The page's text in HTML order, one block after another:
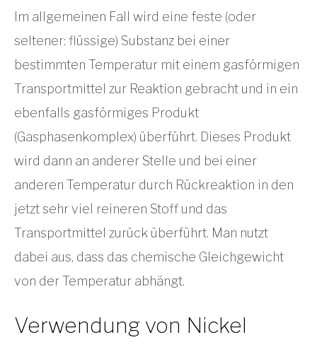
Im allgemeinen Fall wird eine feste (oder
seltener: flüssige) Substanz bei einer
bestimmten Temperatur mit einem gasförmigen
Transportmittel zur Reaktion gebracht und in ein
ebenfalls gasförmiges Produkt
(Gasphasenkomplex) überführt. Dieses Produkt
wird dann an anderer Stelle und bei einer
anderen Temperatur durch Rückreaktion in den
jetzt sehr viel reineren Stoff und das
Transportmittel zurück überführt. Man nutzt
dabei aus, dass das chemische Gleichgewicht
von der Temperatur abhängt.
Verwendung von Nickel